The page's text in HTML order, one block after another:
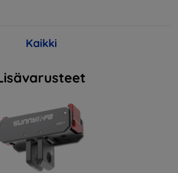
Kaikki